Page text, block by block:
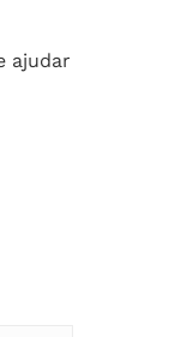
ajudar